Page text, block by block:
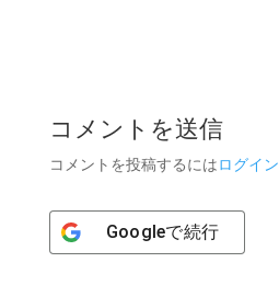
コメントを送信
コメントを投稿するにはログイン
Googleで続行